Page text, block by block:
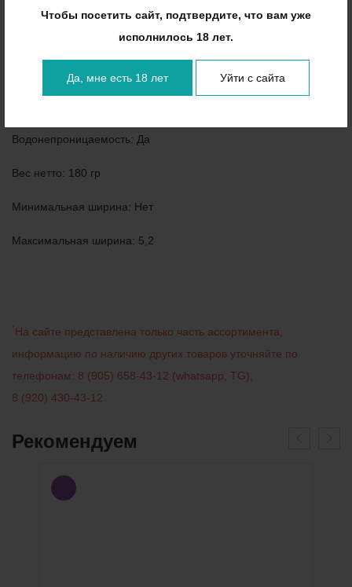
Чтобы посетить сайт, подтвердите, что вам уже
исполнилось 18 лет.
Да, мне есть 18 лет Уйти с сайта
Страна производитель: Китай
Водонепроницаемость: Да
Веc нетто: 180 гр
Минимальная ширина: Нет
Максимальная ширина: 5,2
*На сайте представлена только часть ассортимента,
информацию по наличию других товаров уточняйте по
телефонам: 8 (905) 658-43-12 (whatsapp TG)
8 (920) 430-43-12
Рекомендуем